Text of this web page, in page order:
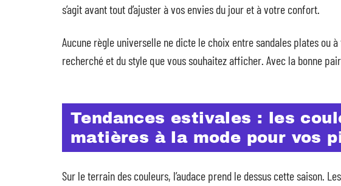
s’agit avant tout d’ajuster à vos envies du jour et à votre confort.
Aucune règle universelle ne dicte le choix entre sandales plates ou à
recherché et du style que vous souhaitez afficher. Avec la bonne
Tendances estivales : les
matières à la mode pour vos
Sur le terrain des couleurs, l’audace prend le dessus cette saison.